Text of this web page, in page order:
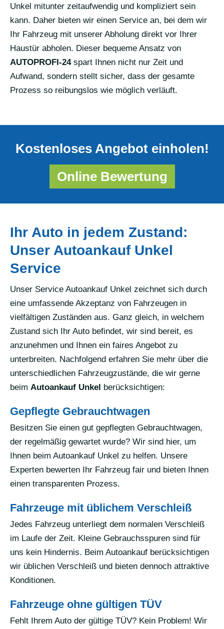
Unkel mitunter zeitaufwendig und kompliziert sein
kann. Daher bieten wir einen Service an, bei dem wir
Ihr Fahrzeug mit unserer Abholung direkt vor Ihrer
Haustür abholen. Dieser bequeme Ansatz von
AUTOPROFI-24spart Ihnen nicht nur Zeit und
Aufwand, sondern stellt sicher, dass der gesamte
Prozess so reibungslos wie möglich verläuft.
Kostenloses Angebot einholen!
Online Bewertung
Ihr Auto in jedem Zustand:
Unser Autoankauf Unkel
Service
Unser Service Autoankauf Unkel zeichnet sich durch
eine umfassende Akzeptanz von Fahrzeugen in
vielfältigen Zuständen aus. Ganz gleich, in welchem
Zustand sich Ihr Auto befindet, wir sind bereit, es
anzunehmen und Ihnen ein faires Angebot zu
unterbreiten. Nachfolgend erfahren Sie mehr über die
unterschiedlichen Fahrzeugzustände, die wir gerne
beim Autoankauf Unkel berücksichtigen:
Gepflegte Gebrauchtwagen
Besitzen Sie einen gut gepflegten Gebrauchtwagen,
der regelmäßig gewartet wurde? Wir sind hier, um
Ihnen beim Autoankauf Unkel zu helfen. Unsere
Experten bewerten Ihr Fahrzeug fair und bieten Ihnen
einen transparenten Prozess.
Fahrzeuge mit üblichem Verschleiß
Jedes Fahrzeug unterliegt dem normalen Verschleiß
im Laufe der Zeit. Kleine Gebrauchsspuren sind für
uns kein Hindernis. Beim Autoankauf berücksichtigen
wir üblichen Verschleiß und bieten dennoch attraktive
Konditionen.
Fahrzeuge ohne gültigen TÜV
Fehlt Ihrem Auto der gültige TÜV? Kein Problem! Wir